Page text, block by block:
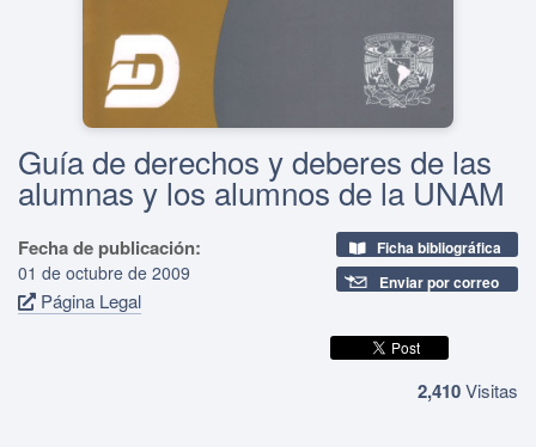
Guía de derechos y deberes de las
alumnas y los alumnos de la UNAM
Fecha de publicación:
01 de octubre de 2009
Página Legal
Ficha bibliográfica
Enviar por correo
2,410Visitas